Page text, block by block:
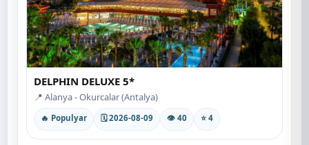
DELPHIN DELUXE 5*
📍 Alanya - Okurcalar (Antalya)
🔥 Populyar 🗓 2026-08-09 👁 40 ⭐ 4